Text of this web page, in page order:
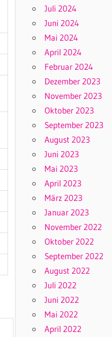
Juli 2024
Juni 2024
Mai 2024
April 2024
Februar 2024
Dezember 2023
November 2023
Oktober 2023
September 2023
August 2023
Juni 2023
Mai 2023
April 2023
März 2023
Januar 2023
November 2022
Oktober 2022
September 2022
August 2022
Juli 2022
Juni 2022
Mai 2022
April 2022